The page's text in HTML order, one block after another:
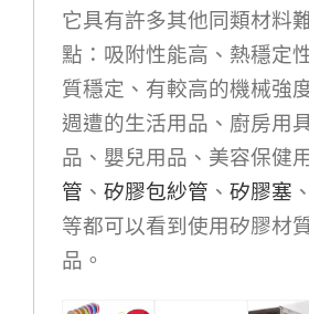
它具有許多其他同類材料
點：吸附性能高、熱穩定
質穩定、有較高的機械強
週遭的生活用品 、廚房用
品 、嬰兒用品、美容保健
管 、 矽膠包紗管 、 矽膠塞
等都可以看到 使用矽膠材
品 。